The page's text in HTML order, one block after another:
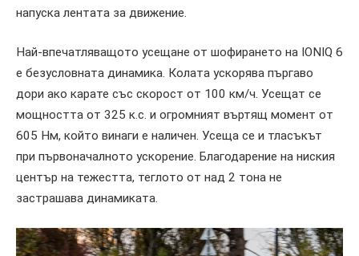
напуска лентата за движение.
Най-впечатляващото усещане от шофирането на IONIQ 6
е безусловната динамика. Колата ускорява пъргаво
дори ако карате със скорост от 100 км/ч. Усещат се
мощността от 325 к.с. и огромният въртящ момент от
605 Нм, който винаги е наличен. Усеща се и тласъкът
при първоначалното ускорение. Благодарение на ниския
център на тежестта, теглото от над 2 тона не
застрашава динамиката.